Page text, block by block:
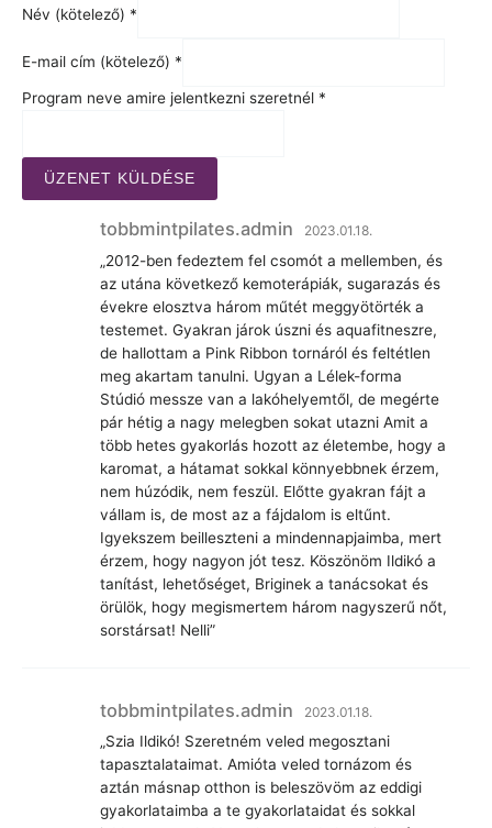
Név (kötelező) *
E-mail cím (kötelező) *
Program neve amire jelentkezni szeretnél *
ÜZENET KÜLDÉSE
tobbmintpilates.admin 2023.01.18.
„2012-ben fedeztem fel csomót a mellemben, és
az utána következő kemoterápiák, sugarazás és
évekre elosztva három műtét meggyötörték a
testemet. Gyakran járok úszni és aquafitneszre,
de hallottam a Pink Ribbon tornáról és feltétlen
meg akartam tanulni. Ugyan a Lélek-forma
Stúdió messze van a lakóhelyemtől, de megérte
pár hétig a nagy melegben sokat utazni Amit a
több hetes gyakorlás hozott az életembe, hogy a
karomat, a hátamat sokkal könnyebbnek érzem,
nem húzódik, nem feszül. Előtte gyakran fájt a
vállam is, de most az a fájdalom is eltűnt.
Igyekszem beilleszteni a mindennapjaimba, mert
érzem, hogy nagyon jót tesz. Köszönöm Ildikó a
tanítást, lehetőséget, Briginek a tanácsokat és
örülök, hogy megismertem három nagyszerű nőt,
sorstársat! Nelli”
tobbmintpilates.admin 2023.01.18.
„Szia Ildikó! Szeretném veled megosztani
tapasztalataimat. Amióta veled tornázom és
aztán másnap otthon is beleszövöm az eddigi
gyakorlataimba a te gyakorlataidat és sokkal